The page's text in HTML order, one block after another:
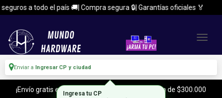
a todo el país 🚚| Compra segura 🔒| Garantías oficiales 🏅
Enviar a Ingresar CP y ciudad
¡Envío gratis en CABA y Zona Sur, con tu compra de $300.000
Ingresa tu CP